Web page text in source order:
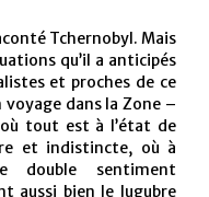
Tchernobyl. Mais
qu’il a anticipés
et proches de ce
voyage dans la Zone –
tout est à l’état de
et indistincte, où à
double sentiment
aussi bien le lugubre